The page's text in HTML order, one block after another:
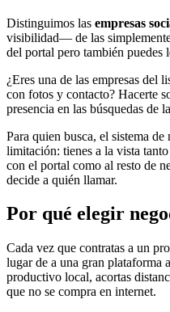
Distinguimos las empresas
visibilidad— de las
del portal pero también puedes
¿Eres una de las empresas del
con fotos y contacto? Hacerte
presencia en las búsquedas de
Para quien busca, el sistema
limitación: tienes a la vista
con el portal como al resto de
decide a quién llamar.
Por qué elegir
Cada vez que contratas a un
lugar de a una gran plataforma
productivo local, acortas
que no se compra en internet.